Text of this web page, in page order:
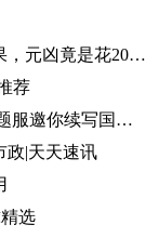
惊呆！女子全身皮肤红得发紫犹如火龙果，元凶竟是花20块钱买的……_每日观点
荐
莫问今朝 再战天下！全新《天下贰》主题服邀你续写国韵风华！_当前播报
|天天速讯
选